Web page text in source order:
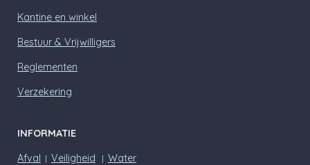
Kantine en winkel
Bestuur & Vrijwilligers
Reglementen
Verzekering
INFORMATIE
Afval | Veiligheid | Water